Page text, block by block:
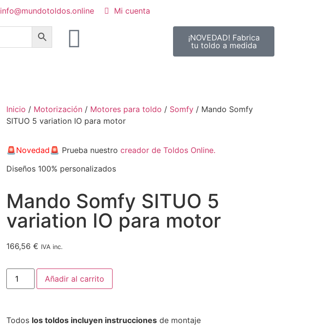
info@mundotoldos.online Mi cuenta
¡NOVEDAD! Fabrica
tu toldo a medida
Inicio / Motorización / Motores para toldo / Somfy / Mando Somfy
SITUO 5 variation IO para motor
🚨Novedad🚨 Prueba nuestro creador de Toldos Online.
Diseños 100% personalizados
Mando Somfy SITUO 5
variation IO para motor
166,56 € IVA inc.
Añadir al carrito
Todos los toldos incluyen instrucciones de montaje